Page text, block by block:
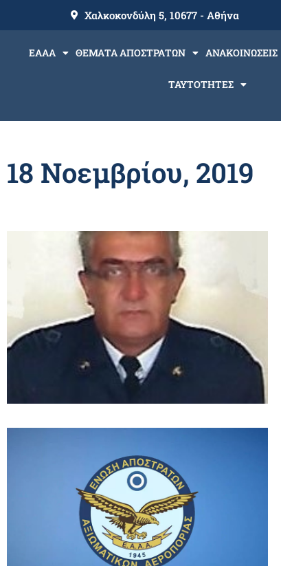
Χαλκοκονδύλη 5, 10677 - Αθήνα
ΕΑΑΑ ΘΕΜΑΤΑ ΑΠΟΣΤΡΑΤΩΝ ΑΝΑΚΟΙΝΩΣΕΙΣ
ΤΑΥΤΟΤΗΤΕΣ
18 Νοεμβρίου, 2019